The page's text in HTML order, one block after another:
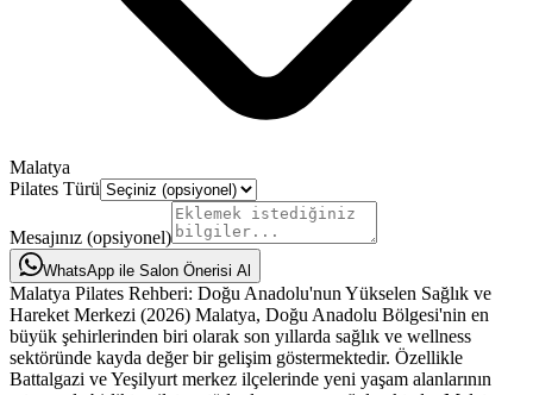
Malatya
Pilates Türü
Mesajınız (opsiyonel)
WhatsApp ile Salon Önerisi Al
Malatya Pilates Rehberi: Doğu Anadolu'nun Yükselen Sağlık ve Hareket Merkezi (2026) Malatya, Doğu Anadolu Bölgesi'nin en büyük şehirlerinden biri olarak son yıllarda sağlık ve wellness sektöründe kayda değer bir gelişim göstermektedir. Özellikle Battalgazi ve Yeşilyurt merkez ilçelerinde yeni yaşam alanlarının artmasıyla birlikte pilates stüdyoları sayıca çoğalmaktadır. Malatya pilates salonları reformer pilates, mat pilates, klinik pilates ve hamile pilatesi gibi farklı branşlarda hizmet vermekte; hem bireysel sağlık kaygısı taşıyan hem de fiziksel formunu iyileştirmek isteyen bireylere çözüm sunmaktadır. Bu rehberde Malatya pilates salonları hakkında bilmeniz gereken her şeyi; pilates türleri, ilçelere göre stüdyo dağılımı, fiyat aralıkları, eğitmen seçiminde dikkat edilmesi gerekenler ve pilates başlarken dikkat edilmesi gereken sağlık uyarıları başlıkları altında ele alıyoruz. Malatya'da Pilates Türleri ve Size Uygun Olanı Seçmek Malatya'daki pilates stüdyoları, farklı yaş ve sağlık durumlarına yönelik çeşitli pilates türleri sunmaktadır. Doğru pilates türünü seçmek, hedeflerinize hızlı ve güvenli ulaşmanızda belirleyicidir. Reformer Pilates Malatya: Malatya'da en çok tercih edilen pilates türü reformer pilatestir. Yaylı reformer aleti üzerinde yapılan bu yöntem, tüm kas gruplarını dengeli çalıştırır ve özellikle duruş bozuklukları, bel ve boyun ağrıları ile kas zayıflığı yaşayan bireyler için etkili sonuçlar verir. Malatya'daki reformer pilates stüdyoları çoğunlukla Yeşilyurt ve Battalgazi'nin merkez mahallelerinde konumlanmıştır. Mat Pilates Malatya: Alet kullanılmadan mat üzerinde yapılan klasik pilates yöntemidir. Mat pilates, pilatese yeni başlayanlar için uygun bir giriş noktasıdır; hem fiyat hem de öğrenme eğrisi açısından başlangıç dostudur. Malatya'daki mat pilates dersleri genellikle 6-10 kişilik küçük gruplar halinde düzenlenmektedir. Klinik Pilates Malatya: Fizyoterapist eşliğinde uygulanan terapötik pilates yöntemidir. Malatya'da klinik pilates özellikle fizyoterapi klinikleri bünyesinde sunulmakta; bel fıtığı, boyun düzleşmesi, skolyoz, diz problemleri ve ameliyat sonrası rehabilitasyon süreçlerinde tercih edilmektedir. Klinik pilates seansları birebir uygulanır ve kişinin sağlık durumuna göre özelleştirilmiş program oluşturulur. Hamile Pilatesi Malatya: Gebelik döneminde güvenli egzersiz arayan anne adayları için özel olarak tasarlanmış pilates programıdır. Malatya'daki hamile pilatesi programları, gebelikte sırt ağrısını azaltma, pelvik taban kaslarını güçlendirme, doğuma hazırlık ve doğum sonrası toparlanma konularında fayda sağlamaktadır. Hamile pilatesine başlamadan önce mutlaka doktor onayı alınmalıdır. Aletli Pilates Malatya: Cadillac, wunda chair ve ladder barrel gibi farklı pilates aletlerinin kullanıldığı kapsamlı bir yöntemdir. Malatya'da aletli pilates sunan stüdyo sayısı henüz sınırlıdır ancak tam donanımlı merkezler Yeşilyurt'ta hizmet vermeye başlamıştır. Malatya İlçelerine Göre Pilates Salonları Malatya'nın büyükşehir dönüşümünün ardından oluşan iki merkez ilçesi, pilates salonu yoğunluğu açısından farklı profiller sergilemektedir. Yeşilyurt Pilates Salonları: Yeşilyurt, Malatya'nın modern konut projelerinin yoğunlaştığı, genç nüfusun yüksek olduğu merkez ilçedir. İnönü Üniversitesi'ne yakınlığı ve yeni yaşam alanlarının çoğalması nedeniyle Yeşilyurt'ta pilates stüdyosu sayısı son yıllarda hızla artmıştır. Reformer pilates ve aletli pilates sunan modern stüdyolar genellikle bu ilçede yer almaktadır. Battalgazi Pilates Salonları: Battalgazi, Malatya'nın tarihi ve idari merkezi konumundadır. İlçede hem geleneksel mat pilates stüdyoları hem de fizyoterapi merkezleri bünyesindeki klinik pilates üniteleri bulunmaktadır. Özellikle hastane yakınlarındaki fizyoterapi merkezleri, ameliyat sonrası rehabilitasyon ve kronik ağrı tedavisi için klinik pilates hizmeti sunmaktadır. Malatya Pilates Fiyatları 2026 Malatya pilates fiyatları; stüdyonun lokasyonu, pilates türü, ders formatı (birebir veya grup) ve eğitmen deneyimine göre değişmektedir. Büyük şehirlere kıyasla Malatya'daki pilates fiyatları genel olarak daha uygun seviyededir. Reformer pilates dersleri mat pilatese göre daha yüksek fiyatlı olmakla birlikte, birebir özel dersler grup derslerine göre belirgin şekilde daha pahalıdır. Fiyat karşılaştırması yaparken ders süresi, grup büyüklüğü, eğitmen sertifikaları, stüdyonun ekipman kalitesi ve sunulan ek hizmetlere (duş, soyunma odası, otopark) dikkat edilmelidir. Malatya'daki stüdyoların çoğu ilk üyelik için indirimli deneme paketi sunmaktadır; bu paketler stüdyoyu tanımak açısından değerli bir fırsattır. Malatya'da Pilates Eğitmeni Nasıl Seçilir? Nitelikli bir pilates eğitmeni, güvenli ve sonuç odaklı bir antrenman deneyimi için belirleyicidir. Malatya'da pilates eğitmeni seçerken dikkat etmeniz gereken kriterler: Sertifikasyon: Uluslararası geçerliliği olan pilates sertifika programlarından (BASI, Stott Pilates, Polestar, Peak Pilates, Balanced Body) mezun olmuş eğitmenler tercih edilmelidir. Sertifika bilgileri çoğu stüdyonun web sitesinde veya sosyal medya hesaplarında paylaşılmaktadır. Deneyim ve Uzmanlık: Eğitmenin toplam pilates deneyimi ve özel sağlık durumlarına (hamilelik, bel fıtığı, skolyoz) yönelik uzmanlığı önemlidir. Malatya'da özellikle fizyoterapi kökenli pilates eğitmenleri klinik pilates ve rehabilitasyon konusunda güçlüdür. İletişim ve Bireysel Dikkat: İyi bir eğitmen, ders sırasında her katılımcıya bireysel olarak dikkat eder, form düzeltmeleri yapar ve kişinin fiziksel sınırlarını gözetir. Küçük grup ya da birebir ders, özellikle başlangıç seviyesi için daha verimlidir. Malatya Pilates Salonlarında Nelere Dikkat Etmelisiniz? Hijyen ve Havalandırma: Stüdyonun genel temizliği, ekipmanların ders aralarında dezenfekte edilmesi ve iyi bir havalandırma sistemi, sağlıklı bir antrenman deneyimi için kritik öneme sahiptir. Ekipman Kalitesi: Reformer makinelerinin markası ve bakım durumu ders kalitesini doğrudan etkiler. Balanced Body, Merrithew ve Peak Pilates gibi dünya markalarının ekipmanları profesyonel stüdyolarda standart hâle gelmiştir. Konum ve Ulaşım: Malatya'nın iki merkez ilçesi arasındaki geçiş süreleri kısadır ancak eve veya işyerine yakın bir stüdyo düzenli devam edebilmek açısından avantaj sağlar. Toplu taşıma duraklarına yakınlık özellikle öğrenci ve çalışan kesim için önemlidir. Ders Programı Esnekliği: Sabah erken saatlerden akşam geç saatlere kadar ders seçeneği sunan stüdyolar, yoğun iş tempolarına uyum sağlamayı kolaylaştırır. Online randevu ve kolay iptal sistemi olan stüdyolar pratiklik açısından avantaj sağlar. Deneme Dersi İmkanı: Malatya'daki pilates stüdyolarının önemli bir kısmı yeni üyeler için indirimli veya ücretsiz deneme dersi sunmaktadır. Deneme dersi, stüdyonun atmosferini, eğitmen kalitesini ve beklentilerinize uygunluğunu değerlendirmek için en doğru yoldur. Pilates'in Malatya'da Yaygınlaşan Sağlık Faydaları Düzenli pilates uygulaması, birçok fiziksel ve zihinsel fayda sağlar. Malatya'da masa başı çalışanların, öğretmenlerin, sağlık çalışanlarının ve üniversite öğrencilerinin artan ilgisi, pilates'in sağladığı aşağıdaki faydalarla açıklanabilir: Duruş Düzeltme ve Omurga Sağlığı: Uzun süre oturarak çalışan bireylerde sıkça görülen kamburluk, boyun düzleşmesi ve bel ağrısı gibi problemlerin önlenmesinde ve tedavisinde pilates etkilidir. Core Güçlendirme: Pilates'in temel prensiplerinden biri olan core (merkez) kaslarının güçlendirilmesi, günlük yaşamda daha iyi denge, koordinasyon ve fonksiyonel güç sağlar. Esneklik ve Hareketlilik: Pilates egzersizleri kasları uzatarak esnekliği artırır ve eklem hareketliliğini geliştirir; yaşa bağlı hareket kısıtlılığının önlenmesinde değerlidir. Stres Azaltma: Kontrollü nefes teknikleri ve bilinçli hareket yaklaşımı stres hormonlarını azaltmaya yardımcı olur. Rehabilitasyon: Klinik pilates, bel fıtığı, boyun fıtığı, omuz problemleri, diz sorunları ve ameliyat sonrası iyileşme süreçlerinde destekleyici bir tedavi yöntemi olarak kullanılmaktadır. Kilo Kontrolü ve Vücut Şekillendirme: Düzenli pilates pratiği metabolizmayı destekler; özellikle reformer pilates kasları tonlama ve vücudu şekillendirme konusunda etkili sonuçlar vermektedir. Malatya'da Pilatese Nasıl Başlanır? Hedef belirleyin: Duruş düzeltme, ağrı giderme, kilo verme, esneklik veya genel fitness hedefinize göre uygun pilates türünü ve stüdyoyu seçin. Sağlık durumunuzu değerlendirin: Bel fıtığı, eklem problemi, hamilelik gibi sağlık koşullarınız varsa pilatese başlamadan önce doktorunuza danışın. Malatya'daki stüdyoların çoğu ilk dersten önce sağlık anketi doldurmaktadır. Deneme dersi alın: 2-3 farklı stüdyoda deneme dersi alarak atmosferi, eğitmeni ve ders formatını değerlendirin. Düzenli devam edin: Pilatesten maksimum fayda için haftada en az 2-3 seans önerilmektedir. Eve veya işyerine yakın bir stüdyo seçmek düzenliliği kolaylaştırır. Malatya Pilates Salonları Hakkında Sıkça Sorulan Sorular Malatya'da pilates fiyatları ne kadar? Malatya'da pilates fiyatları stüdyonun lokasyonu, pilates türü ve ders formatına göre değişmektedir. Reformer pilates dersleri genellikle mat pilatese göre daha yüksek fiyatlıdır; birebir özel dersler grup derslerine kıyasla daha pahalıdır. Güncel fiyatlar için stüdyoların detay sayfalarını veya iletişim bilgilerini kullanabilirsiniz. Malatya'nın neresinde pilates salonu var? Malatya'da pilates stüdyoları ağırlıklı olarak Yeşilyurt ve Battalgazi merkez ilçelerinde yoğunlaşmaktadır. Yeşilyurt'ta modern reformer pilates stüdyoları, Battalgazi'de ise mat pilates ve klinik pilates hizmeti sunan merkezler bulunmaktadır. Malatya'da klinik pilates nerede yapılır? Malatya'da klinik pilates, çoğunlukla fizyoterapi klinikleri bünyesinde sunulmaktadır. Bel fıtığı, boyun fıtığı, skolyoz ve ameliyat sonrası rehabilitasyon için klinik pilates tercih edilmektedir. Fizyoterapist eşliğinde birebir olarak uygulanır. Malatya'da hamile pilatesi yaptıran stüdyo var mı? Malatya'daki bazı s